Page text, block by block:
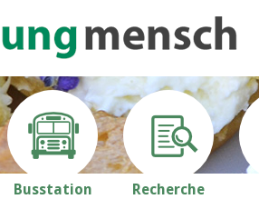
Busstation Recherche